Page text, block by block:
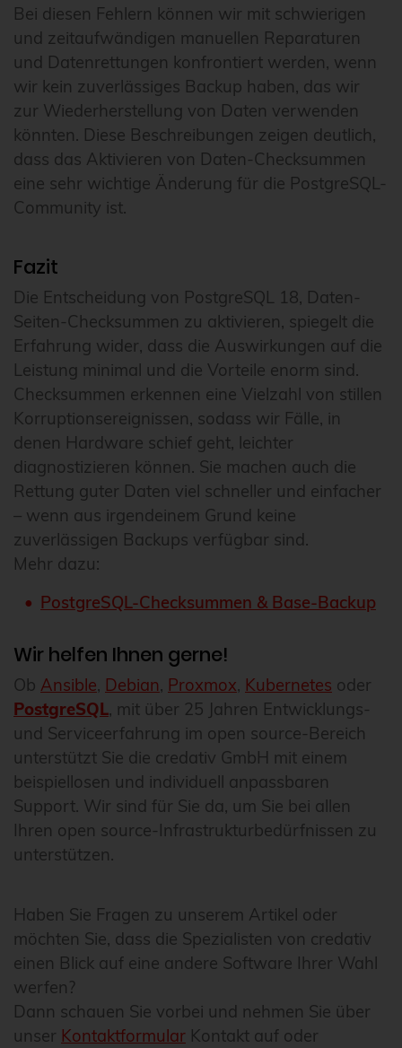
Bei diesen Fehlern können wir mit schwierigen
und zeitaufwändigen manuellen Reparaturen
und Datenrettungen konfrontiert werden, wenn
wir kein zuverlässiges Backup haben, das wir
zur Wiederherstellung von Daten verwenden
könnten. Diese Beschreibungen zeigen deutlich,
dass das Aktivieren von Daten-Checksummen
eine sehr wichtige Änderung für die PostgreSQL-
Community ist.
Fazit
Die Entscheidung von PostgreSQL 18, Daten-
Seiten-Checksummen zu aktivieren, spiegelt die
Erfahrung wider, dass die Auswirkungen auf die
Leistung minimal und die Vorteile enorm sind.
Checksummen erkennen eine Vielzahl von stillen
Korruptionsereignissen, sodass wir Fälle, in
denen Hardware schief geht, leichter
diagnostizieren können. Sie machen auch die
Rettung guter Daten viel schneller und einfacher
– wenn aus irgendeinem Grund keine
zuverlässigen Backups verfügbar sind.
Mehr dazu:
PostgreSQL-Checksummen & Base-Backup
Wir helfen Ihnen gerne!
Ob Ansible, Debian, Proxmox, Kubernetes oder
PostgreSQL, mit über 25 Jahren Entwicklungs-
und Serviceerfahrung im open source-Bereich
unterstützt Sie die credativ GmbH mit einem
beispiellosen und individuell anpassbaren
Support. Wir sind für Sie da, um Sie bei allen
Ihren open source-Infrastrukturbedürfnissen zu
unterstützen.
Haben Sie Fragen zu unserem Artikel oder
möchten Sie, dass die Spezialisten von credativ
einen Blick auf eine andere Software Ihrer Wahl
werfen?
Dann schauen Sie vorbei und nehmen Sie über
unser Kontaktformular Kontakt auf oder